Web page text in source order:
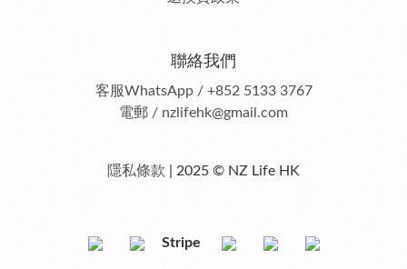
聯絡我們
客服WhatsApp / +852 5133 3767
電郵 / nzlifehk@gmail.com
隱私條款 | 2025 © NZ Life HK
Stripe